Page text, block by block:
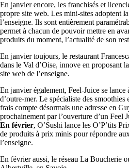
En janvier encore, les franchisés et
propre site web. Les mini-sites adoptent
l’enseigne. Ils sont entièrement
permet à chacun de pouvoir mettre en
produits du moment, l’actualité de son
En janvier toujours, le restaurant
dans le Val d’Oise, innove en proposant
site web de l’enseigne.
En janvier également, Feel-Juice se lance
d’outre-mer. Le spécialiste des
frais compte désormais une adresse en
prochainement par l’ouverture d’un Feel
En février, O’Sushi lance les O’P’tits
de produits à prix minis pour répondre
l’enseigne.
En février aussi, le réseau La Boucherie